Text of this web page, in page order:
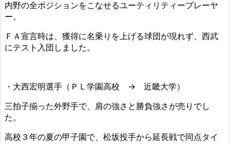
内野の全ポジションをこなせるユーティリティープレーヤ
ー。
ＦＡ宣言時は、獲得に名乗りを上げる球団が現れず、西武
にテスト入団しました。
・大西宏明選手（ＰＬ学園高校 → 近畿大学）
三拍子揃った外野手で、肩の強さと勝負強さが売りでし
た。
高校３年の夏の甲子園で、松坂投手から延長戦で同点タイ